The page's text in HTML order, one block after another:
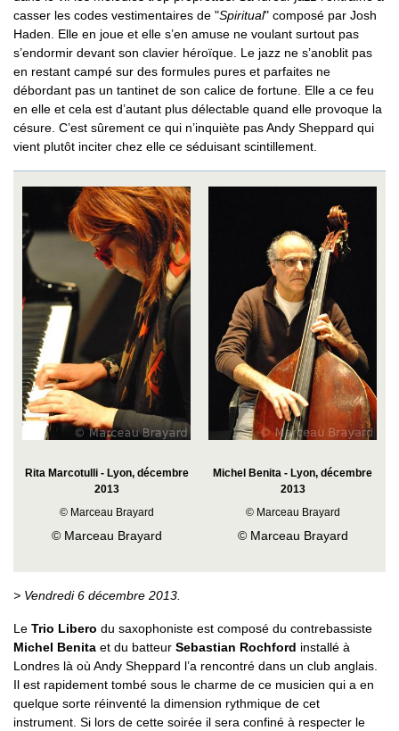
casser les codes vestimentaires de "Spiritual" composé par Josh
Haden. Elle en joue et elle s’en amuse ne voulant surtout pas
s’endormir devant son clavier héroïque. Le jazz ne s’anoblit pas
en restant campé sur des formules pures et parfaites ne
débordant pas un tantinet de son calice de fortune. Elle a ce feu
en elle et cela est d’autant plus délectable quand elle provoque la
césure. C’est sûrement ce qui n’inquiète pas Andy Sheppard qui
vient plutôt inciter chez elle ce séduisant scintillement.
Rita Marcotulli - Lyon, décembre
2013
© Marceau Brayard
© Marceau Brayard
Michel Benita - Lyon, décembre
2013
© Marceau Brayard
© Marceau Brayard
> Vendredi 6 décembre 2013.
Le Trio Libero du saxophoniste est composé du contrebassiste
Michel Benita et du batteur Sebastian Rochford installé à
Londres là où Andy Sheppard l’a rencontré dans un club anglais.
Il est rapidement tombé sous le charme de ce musicien qui a en
quelque sorte réinventé la dimension rythmique de cet
instrument. Si lors de cette soirée il sera confiné à respecter le